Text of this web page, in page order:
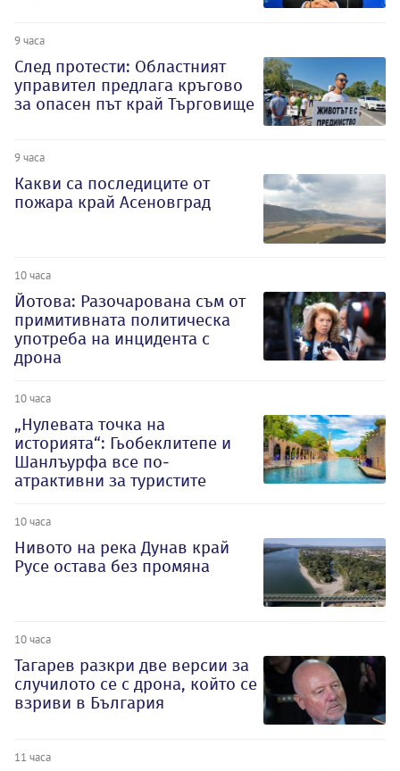
9 часа
След протести: Областният
управител предлага кръгово
за опасен път край Търговище
9 часа
Какви са последиците от
пожара край Асеновград
10 часа
Йотова: Разочарована съм от
примитивната политическа
употреба на инцидента с
дрона
10 часа
„Нулевата точка на
историята“: Гьобеклитепе и
Шанлъурфа все по-
атрактивни за туристите
10 часа
Нивото на река Дунав край
Русе остава без промяна
10 часа
Тагарев разкри две версии за
случилото се с дрона, който се
взриви в България
11 часа